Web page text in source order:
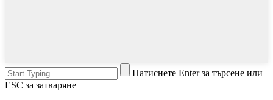
Натиснете Enter за търсене или
ESC за затваряне